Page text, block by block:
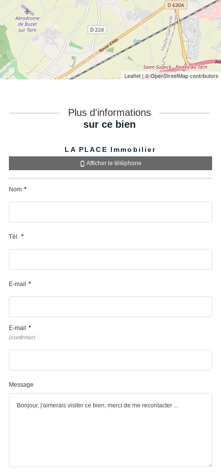
Leaflet | © OpenStreetMap contributors
Plus d'informations
sur ce bien
LA PLACE Immobilier
Afficher le téléphone
Nom *
Tél. *
E-mail *
E-mail *
(confirmer)
Message